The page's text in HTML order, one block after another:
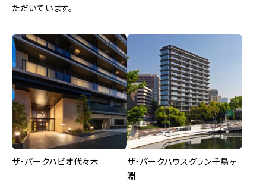
ただいています。
ザ・パークハビオ代々木
ザ・パークハウスグラン千鳥ヶ
淵